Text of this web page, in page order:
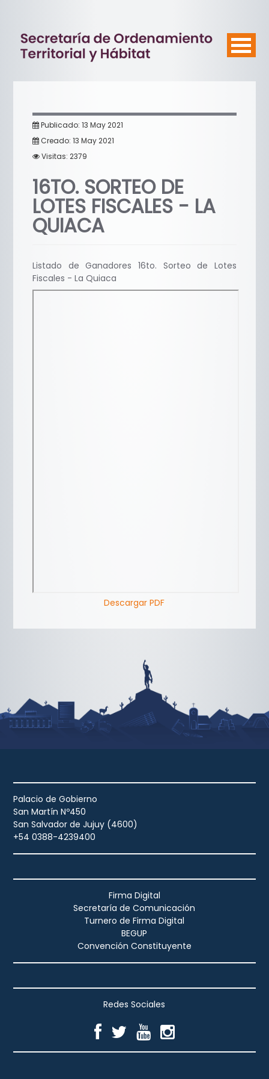
Publicado: 13 May 2021
Creado: 13 May 2021
Visitas: 2379
16TO. SORTEO DE
LOTES FISCALES - LA
QUIACA
Listado de Ganadores 16to. Sorteo de Lotes
Fiscales - La Quiaca
Descargar PDF
Palacio de Gobierno
San Martín Nº450
San Salvador de Jujuy (4600)
+54 0388-4239400
Firma Digital
Secretaría de Comunicación
Turnero de Firma Digital
BEGUP
Convención Constituyente
Redes Sociales